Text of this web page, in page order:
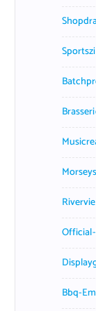
Bbq-